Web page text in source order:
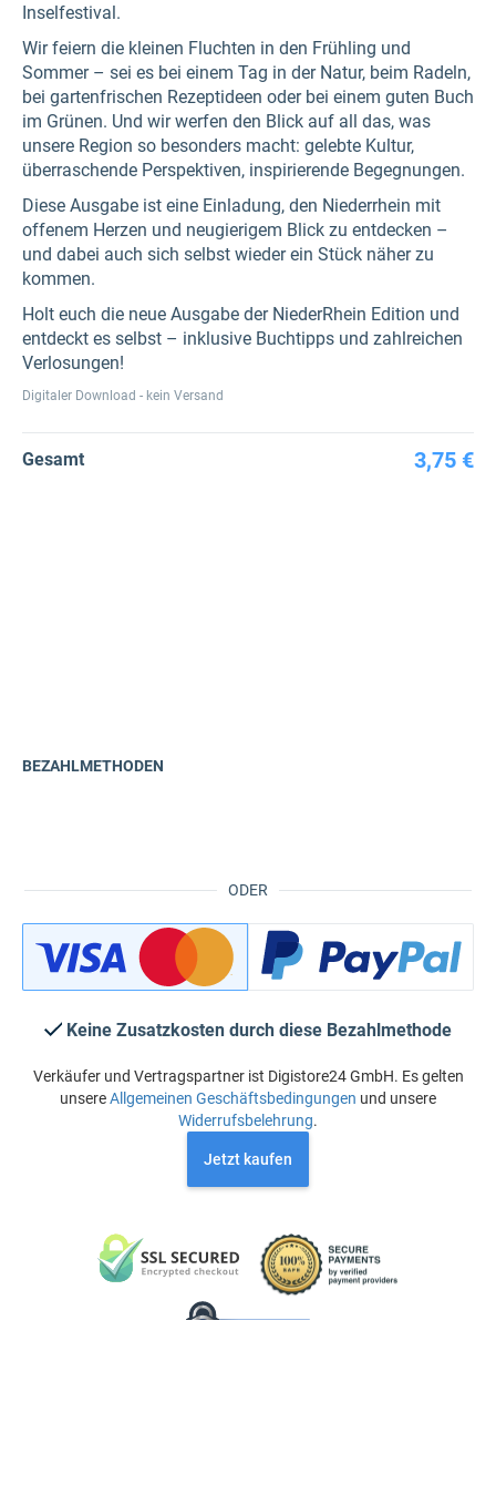
Inselfestival.
Wir feiern die kleinen Fluchten in den Frühling und
Sommer – sei es bei einem Tag in der Natur, beim Radeln,
bei gartenfrischen Rezeptideen oder bei einem guten Buch
im Grünen. Und wir werfen den Blick auf all das, was
unsere Region so besonders macht: gelebte Kultur,
überraschende Perspektiven, inspirierende Begegnungen.
Diese Ausgabe ist eine Einladung, den Niederrhein mit
offenem Herzen und neugierigem Blick zu entdecken –
und dabei auch sich selbst wieder ein Stück näher zu
kommen.
Holt euch die neue Ausgabe der NiederRhein Edition und
entdeckt es selbst – inklusive Buchtipps und zahlreichen
Verlosungen!
Digitaler Download - kein Versand
Gesamt 3,75 €
ODER
BEZAHLMETHODEN
Keine Zusatzkosten durch diese Bezahlmethode
Verkäufer und Vertragspartner ist Digistore24 GmbH. Es gelten
unsereAllgemeinen Geschäftsbedingungen und unsere
Widerrufsbelehrung.
Jetzt kaufen